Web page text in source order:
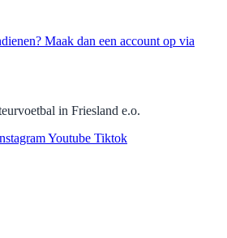
Maak dan een account op via
in Friesland e.o.
Youtube Tiktok